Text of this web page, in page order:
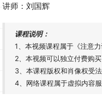
讲师：刘国辉
课程说明：
1、本视频课程属于《注意
2、本视频可以独立付费购
3、本课程版权和肖像权受
4、网络课程属于虚拟内容